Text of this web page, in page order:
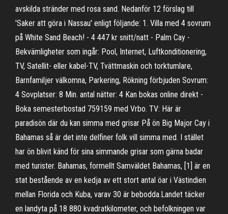
avskilda stränder med rosa sand. Nedanför 12 förslag till
'Saker att göra i Nassau' enligt följande: 1. Villa med 4 sovrum
på White Sand Beach! - 4 447 kr snitt/natt - Palm Cay -
Bekvämligheter som ingår: Pool, Internet, Luftkonditionering,
TV, Satellit- eller kabel-TV, Tvättmaskin och torktumlare,
Barnfamiljer välkomna, Parkering, Rökning förbjuden Sovrum:
4 Sovplatser: 8 Min. antal nätter: 4 Kan bokas online direkt -
Boka semesterbostad 759159 med Vrbo. TV: Här är
paradisön där du kan simma med grisar På ön Big Major Cay i
Bahamas så är det inte delfiner folk vill simma med. I stället
har ön blivit känd för sina simmande grisar som gärna badar
med turister. Bahamas, formellt Samväldet Bahamas, [1] är en
stat bestående av en kedja av ett stort antal öar i Västindien
mellan Florida och Kuba, varav 30 är bebodda.Landet täcker
en landyta på 18 880 kvadratkilometer, och befolkningen var